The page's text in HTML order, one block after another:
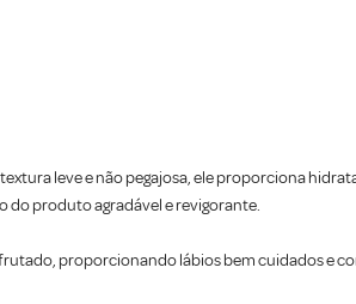
leve e não pegajosa, ele proporciona
do produto agradável e revigorante.
proporcionando lábios bem cuidados e